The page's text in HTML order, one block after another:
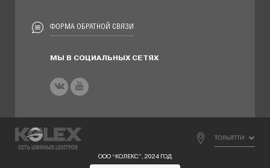
ФОРМА ОБРАТНОЙ СВЯЗИ
МЫ В СОЦИАЛЬНЫХ СЕТЯХ
ТОЛЬЯТТИ
ООО “КОЛЕКС”, 2024 ГОД